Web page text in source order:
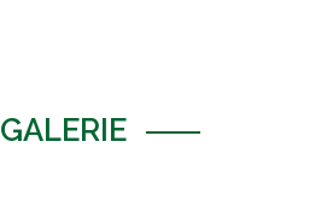
GALERIE